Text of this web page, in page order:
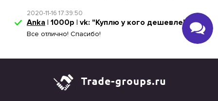
2020-11-16 17:39:50
Anka | 1000р | vk: "Куплю у кого дешевле!":
Все отлично! Спасибо!